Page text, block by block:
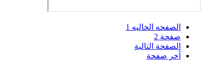
الصفحه الحاليه 1
صفحة 2
الصفحة التالية
آخر صفحة